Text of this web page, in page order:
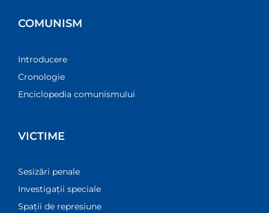
COMUNISM
Introducere
Cronologie
Enciclopedia comunismului
VICTIME
Sesizări penale
Investigații speciale
Spații de represiune